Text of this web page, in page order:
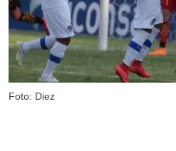
Foto: Diez